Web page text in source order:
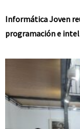
Informática Joven
programación e